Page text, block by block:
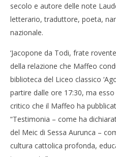
secolo e autore delle note
letterario, traduttore, poeta,
nazionale.
‘Jacopone da Todi, frate
della relazione che Maffeo
biblioteca del Liceo classico
partire dalle ore 17:30, ma
critico che il Maffeo ha
“Testimonia – come ha
del Meic di Sessa Aurunca –
cultura cattolica profonda,